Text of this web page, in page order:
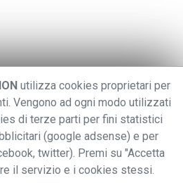
utilizza cookies proprietari per
Vengono ad ogni modo utilizzati
di terze parti per fini statistici
(google adsense) e per
twitter). Premi su "Accetta
il servizio e i cookies stessi.